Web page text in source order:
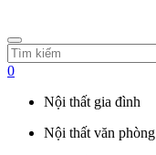
0
Nội thất gia đình
Nội thất văn phòng